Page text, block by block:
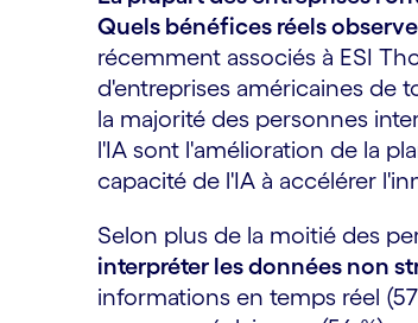
Quels bénéfices réels
récemment associés à ESI
d'entreprises américaines de
la majorité des personnes
l'IA sont l'amélioration de la
capacité de l'IA à accélérer
Selon plus de la moitié des
interpréter les données non
informations en temps réel